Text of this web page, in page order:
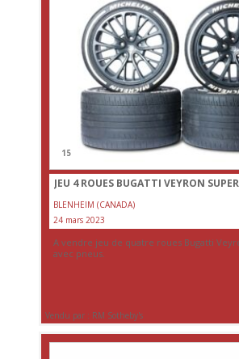
15
JEU 4 ROUES BUGATTI VEYRON
BLENHEIM (CANADA)
24 mars 2023
A vendre jeu de quatre roues Bugatti
avec pneus.
Vendu par : RM Sotheby's